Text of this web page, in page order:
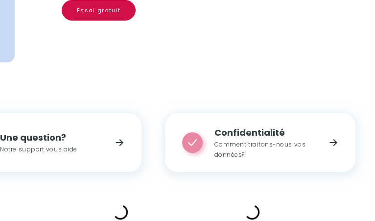
Essai gratuit
Une question?
Notre support vous aide
Confidentialité
Comment traitons-nous vos
données?